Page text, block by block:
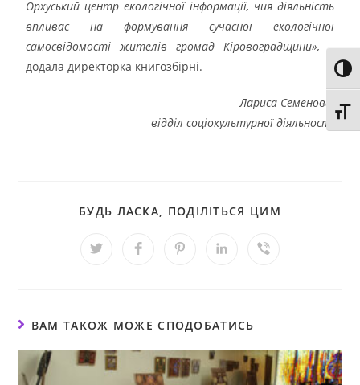
Орхуський центр екологічної інформації, чия діяльність
впливає на формування сучасної екологічної
самосвідомості жителів громад Кіровоградщини», –
додала директорка книгозбірні.
Лариса Семенова,
відділ соціокультурної діяльності
БУДЬ ЛАСКА, ПОДІЛІТЬСЯ ЦИМ
ВАМ ТАКОЖ МОЖЕ СПОДОБАТИСЬ